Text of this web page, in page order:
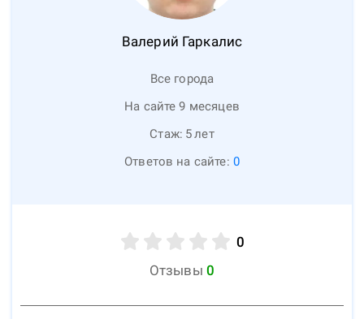
Валерий Гаркалис
Все города
На сайте 9 месяцев
Стаж: 5лет
Ответов на сайте: 0
0
Отзывы 0